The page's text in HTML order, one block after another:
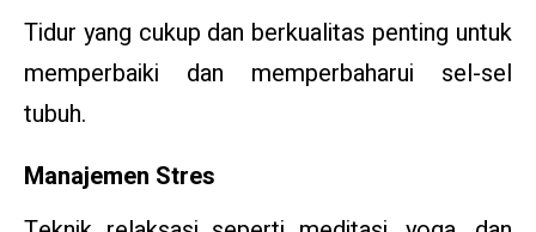
Tidur yang cukup dan berkualitas penting untuk
memperbaiki dan memperbaharui sel-sel
tubuh.
Manajemen Stres